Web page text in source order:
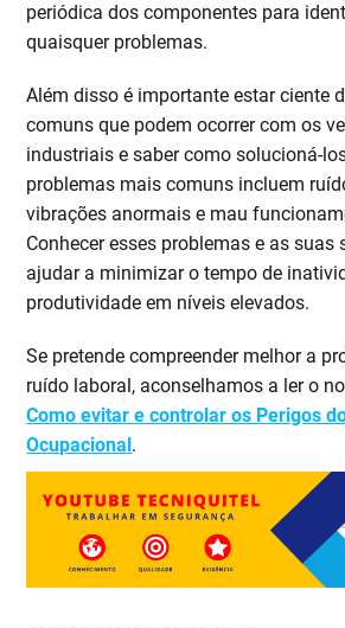
periódica dos componentes para
quaisquer problemas.
Além disso é importante estar ciente
comuns que podem ocorrer com os
industriais e saber como solucioná-
problemas mais comuns incluem
vibrações anormais e mau
Conhecer esses problemas e as suas
ajudar a minimizar o tempo de
produtividade em níveis elevados.
Se pretende compreender melhor a
ruído laboral, aconselhamos a ler o
Como evitar e controlar os Perigos
Ocupacional.